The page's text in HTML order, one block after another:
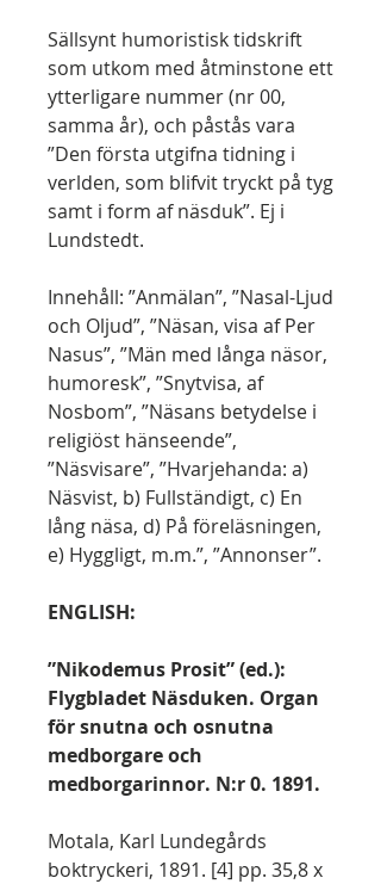
Sällsynt humoristisk tidskrift
som utkom med åtminstone ett
ytterligare nummer (nr 00,
samma år), och påstås vara
”Den första utgifna tidning i
verlden, som blifvit tryckt på tyg
samt i form af näsduk”. Ej i
Lundstedt.
Innehåll: ”Anmälan”, ”Nasal-Ljud
och Oljud”, ”Näsan, visa af Per
Nasus”, ”Män med långa näsor,
humoresk”, ”Snytvisa, af
Nosbom”, ”Näsans betydelse i
religiöst hänseende”,
”Näsvisare”, ”Hvarjehanda: a)
Näsvist, b) Fullständigt, c) En
lång näsa, d) På föreläsningen,
e) Hyggligt, m.m.”, ”Annonser”.
ENGLISH:
”Nikodemus Prosit” (ed.):
Flygbladet Näsduken. Organ
för snutna och osnutna
medborgare och
medborgarinnor. N:r 0. 1891.
Motala, Karl Lundegårds
boktryckeri, 1891. [4] pp. 35,8 x